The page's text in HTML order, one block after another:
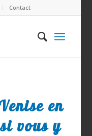
Contact
en
vous y